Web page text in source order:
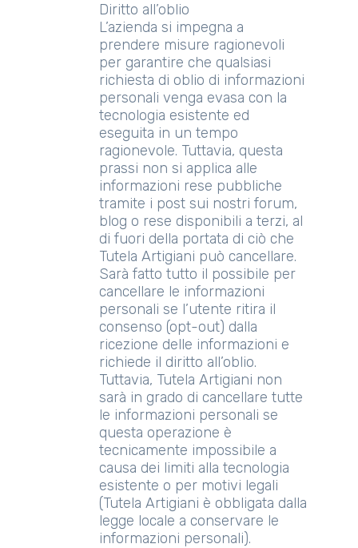
Diritto all’oblio
L’azienda si impegna a
prendere misure ragionevoli
per garantire che qualsiasi
richiesta di oblio di informazioni
personali venga evasa con la
tecnologia esistente ed
eseguita in un tempo
ragionevole. Tuttavia, questa
prassi non si applica alle
informazioni rese pubbliche
tramite i post sui nostri forum,
blog o rese disponibili a terzi, al
di fuori della portata di ciò che
Tutela Artigiani può cancellare.
Sarà fatto tutto il possibile per
cancellare le informazioni
personali se l’utente ritira il
consenso (opt-out) dalla
ricezione delle informazioni e
richiede il diritto all’oblio.
Tuttavia, Tutela Artigiani non
sarà in grado di cancellare tutte
le informazioni personali se
questa operazione è
tecnicamente impossibile a
causa dei limiti alla tecnologia
esistente o per motivi legali
(Tutela Artigiani è obbligata dalla
legge locale a conservare le
informazioni personali).